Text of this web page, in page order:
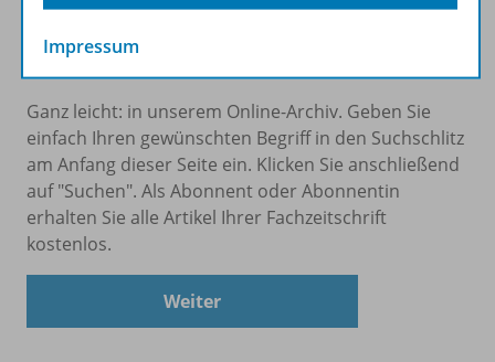
Ganz leicht: in unserem Online-Archiv. Geben Sie
einfach Ihren gewünschten Begriff in den Suchschlitz
am Anfang dieser Seite ein. Klicken Sie anschließend
auf "Suchen". Als Abonnent oder Abonnentin
erhalten Sie alle Artikel Ihrer Fachzeitschrift
kostenlos.
Weiter
Impressum